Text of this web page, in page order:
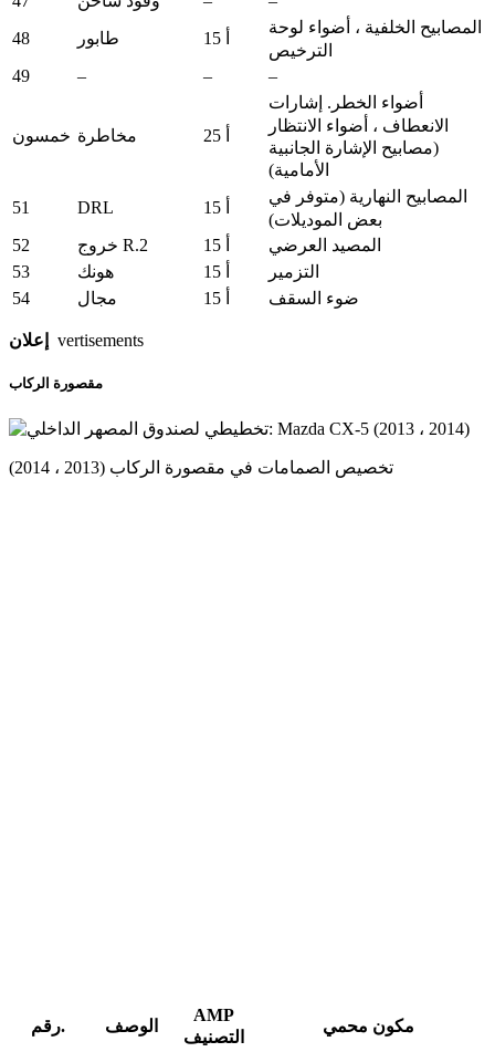
48
طابور
المصابيح الخلفية ، أضواء لوحة
الترخيص
49
– – –
خمسون مخاطرة
أضواء الخطر. إشارات
الانعطاف ، أضواء الانتظار
(مصابيح الإشارة الجانبية
الأمامية)
51 DRL
المصابيح النهارية (متوفر في
بعض الموديلات)
52
خروج R.2
المصيد العرضي
53
هونك
التزمير
54
مجال ضوء السقف
إعلان vertisements
مقصورة الركاب
تخصيص الصمامات في مقصورة الركاب (2013 ، 2014)
رقم. الوصف
AMP
التصنيف
مكون محمي